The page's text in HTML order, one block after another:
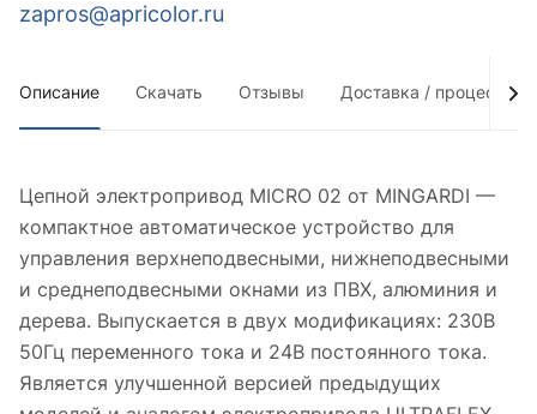
zapros@apricolor.ru
Описание Скачать Отзывы Доставка / процесс
Цепной электропривод MICRO 02 от MINGARDI —
компактное автоматическое устройство для
управления верхнеподвесными, нижнеподвесными
и среднеподвесными окнами из ПВХ, алюминия и
дерева. Выпускается в двух модификациях: 230В
50Гц переменного тока и 24В постоянного тока.
Является улучшенной версией предыдущих